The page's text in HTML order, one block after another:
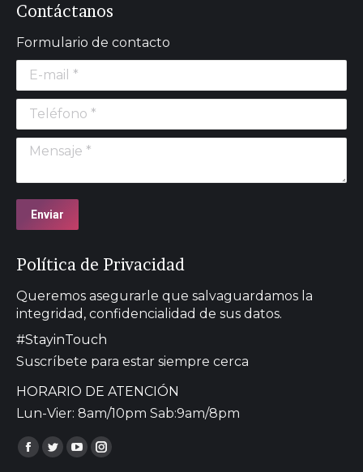
Contáctanos
Formulario de contacto
E-mail *
Teléfono *
Mensaje *
Enviar
Política de Privacidad
Queremos asegurarle que salvaguardamos la
integridad, confidencialidad de sus datos.
#StayinTouch
Suscríbete para estar siempre cerca
HORARIO DE ATENCIÓN
Lun-Vier: 8am/10pm Sab:9am/8pm
Encuéntranos en:
Facebook
TwitterYouTube
Instagram